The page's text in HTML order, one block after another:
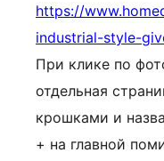
https://
industrial-style-
При клике по
отдельная
крошками и
+ на главной